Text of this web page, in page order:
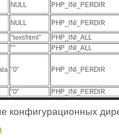
NULL PHP_INI_PERDIR
NULL
PHP_INI_PERDIR
"text/html"
PHP_INI_ALL
"" PHP_INI_ALL
"0" PHP_INI_PERDIR
"0" PHP_INI_PERDIR
конфигурационных